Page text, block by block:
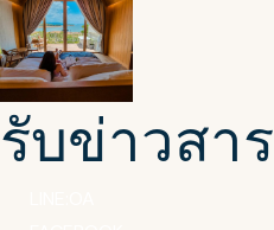
รับข่าวสาร